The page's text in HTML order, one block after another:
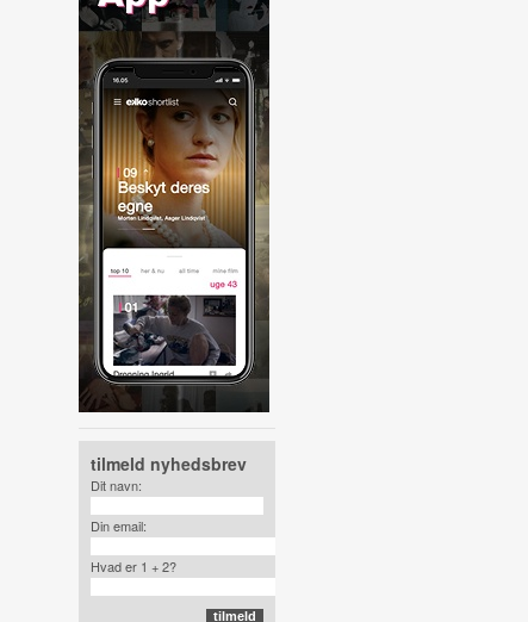
tilmeld nyhedsbrev
Dit navn:
Din email:
Hvad er 1 + 2?